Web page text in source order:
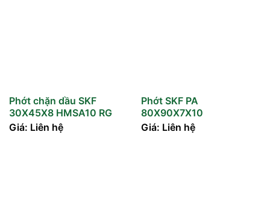
Phớt chặn dầu SKF
30X45X8 HMSA10 RG
Giá: Liên hệ
Phớt SKF PA
80X90X7X10
Giá: Liên hệ